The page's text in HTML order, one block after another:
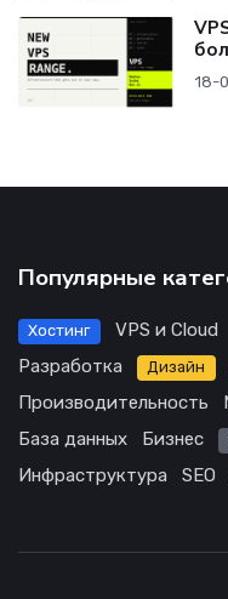
18-
Популярные
Хостинг VPS и Cloud
Разработка
Дизайн
Производительность
База данных
Бизнес
Инфраструктура
SEO